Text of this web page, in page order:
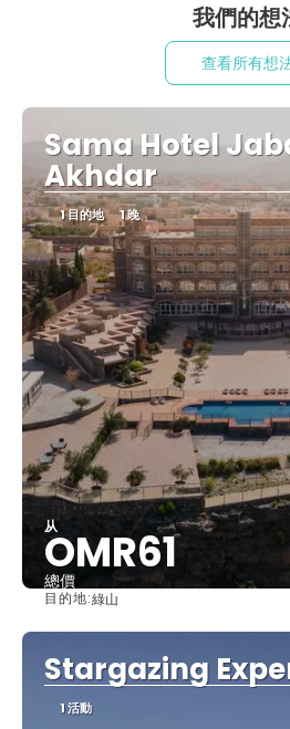
我們的想
查看所有想
Sama Hotel
Akhdar
1 目的地 1 晚
从
OMR61
總價
目的地:綠山
Stargazing
1 活動